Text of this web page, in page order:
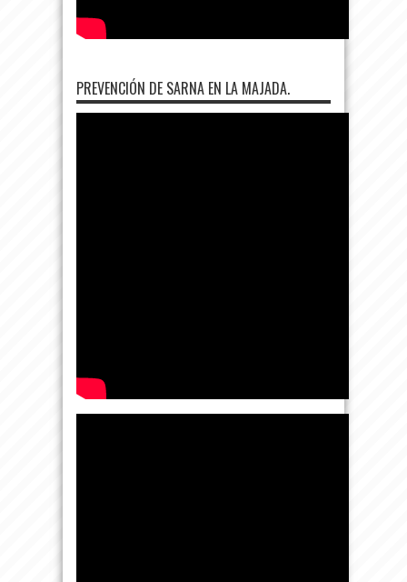
PREVENCIÓN DE SARNA EN LA MAJADA.